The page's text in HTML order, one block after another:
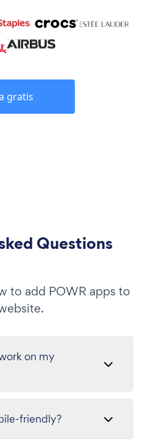
gratis
Questions
to add POWR apps to
on my
friendly?